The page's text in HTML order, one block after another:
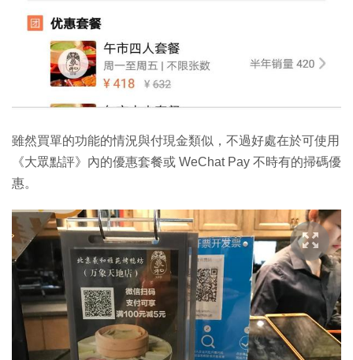
雖然買單的功能的情況與付現金類似，不過好處在於可使用
《大眾點評》內的優惠套餐或 WeChat Pay 不時有的掃碼優
惠。